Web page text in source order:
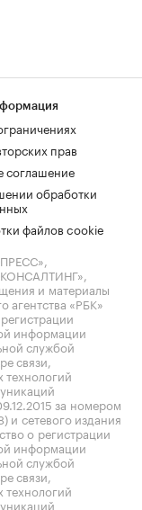
прав
соглашение
обработки
файлов cookie
и материалы
агентства «РБК»
информации
службой
связи,
за номером
сетевого издания
о регистрации
информации
службой
связи,